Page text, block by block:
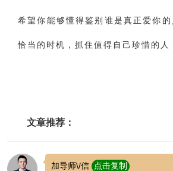
希望你能够懂得鉴别谁是真正爱你
恰当的时机，抓住值得自己珍惜的人
文章推荐：
加导师\/信
点击复制